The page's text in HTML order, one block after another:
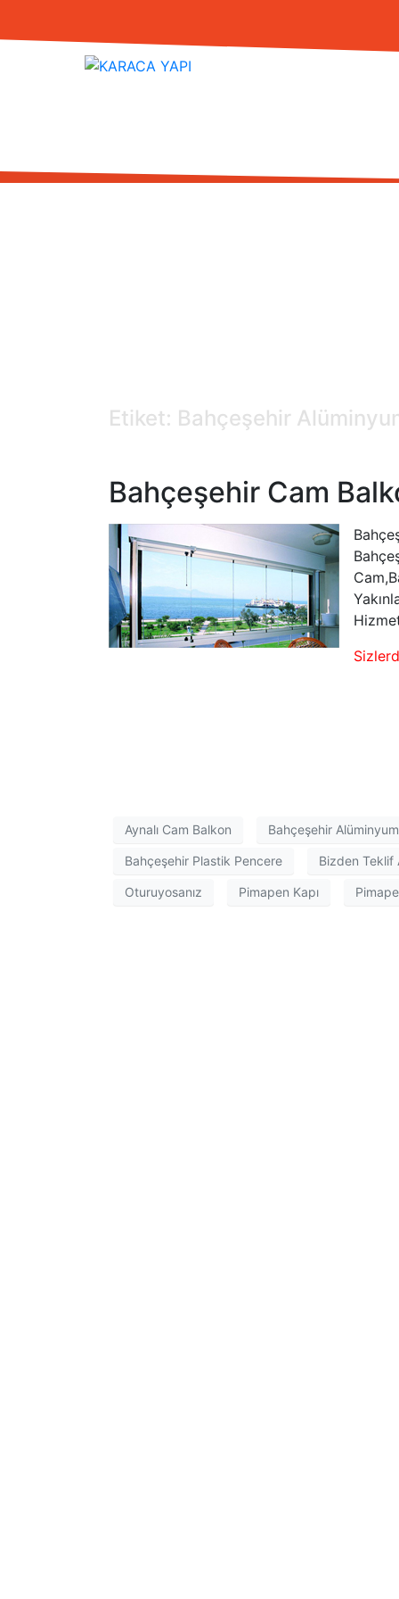
Etiket: Bahçeşehir
Bahçeşehir Cam
Aynalı Cam Balkon Bahçeşehir
Bahçeşehir Plastik Pencere Bizden Teklif
Oturuyosanız Pimapen Kapı